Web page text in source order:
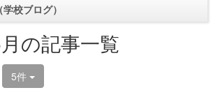
校ブログ）
の記事一覧
5件